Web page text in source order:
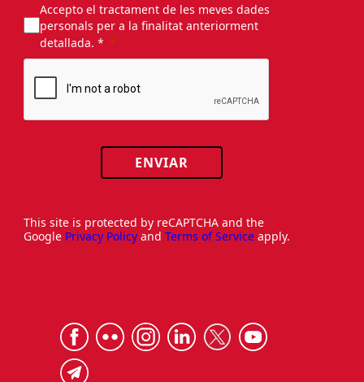
Accepto el tractament de les meves dades
personals per a la finalitat anteriorment
detallada. *
ENVIAR
This site is protected by reCAPTCHA and the
Google Privacy Policy and Terms of Service apply.